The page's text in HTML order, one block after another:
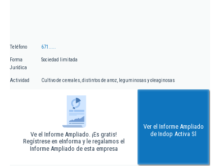
Teléfono 671.....
Forma
Jurídica
Sociedad limitada
Actividad Cultivo de cereales, distintos de arroz, leguminosas y oleaginosas
Ve el Informe Ampliado. ¡Es gratis!
Regístrese en eInforma y le regalamos el
Informe Ampliado de esta empresa
Ver el Informe Ampliado
de Indop Activa Sl